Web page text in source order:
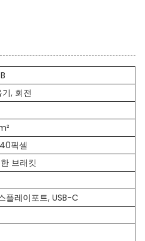
, 회전
픽셀
브래킷
플레이포트, USB-C